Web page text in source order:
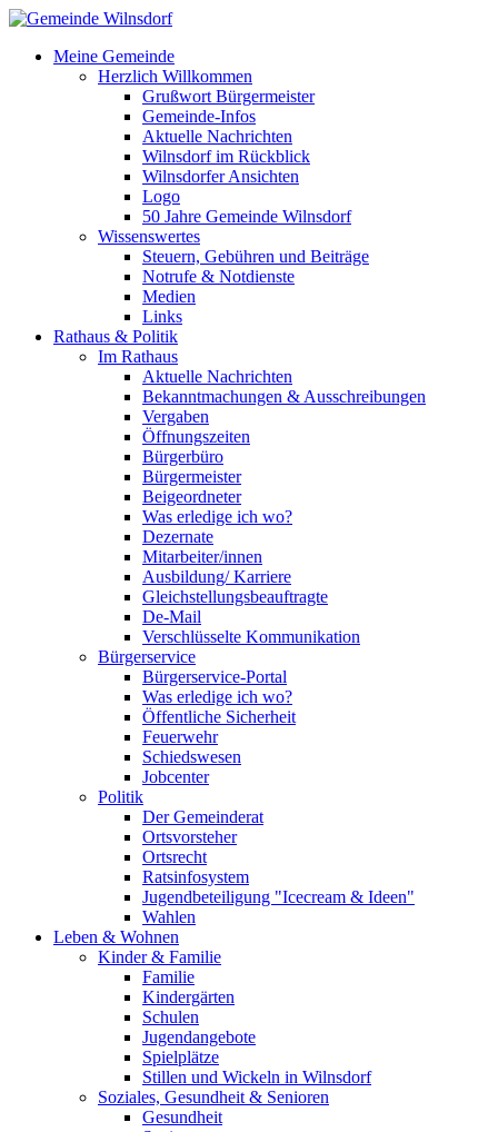
Meine Gemeinde
Herzlich Willkommen
Grußwort Bürgermeister
Gemeinde-Infos
Aktuelle Nachrichten
Wilnsdorf im Rückblick
Wilnsdorfer Ansichten
Logo
50 Jahre Gemeinde Wilnsdorf
Wissenswertes
Steuern, Gebühren und Beiträge
Notrufe & Notdienste
Medien
Links
Rathaus & Politik
Im Rathaus
Aktuelle Nachrichten
Bekanntmachungen & Ausschreibungen
Vergaben
Öffnungszeiten
Bürgerbüro
Bürgermeister
Beigeordneter
Was erledige ich wo?
Dezernate
Mitarbeiter/innen
Ausbildung/ Karriere
Gleichstellungsbeauftragte
De-Mail
Verschlüsselte Kommunikation
Bürgerservice
Bürgerservice-Portal
Was erledige ich wo?
Öffentliche Sicherheit
Feuerwehr
Schiedswesen
Jobcenter
Politik
Der Gemeinderat
Ortsvorsteher
Ortsrecht
Ratsinfosystem
Jugendbeteiligung "Icecream & Ideen"
Wahlen
Leben & Wohnen
Kinder & Familie
Familie
Kindergärten
Schulen
Jugendangebote
Spielplätze
Stillen und Wickeln in Wilnsdorf
Soziales, Gesundheit & Senioren
Gesundheit